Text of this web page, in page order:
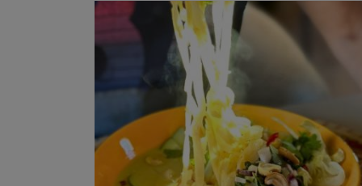
Temps de préparation : 40 min
Temps de cuisson : 25 min
Nombre de couverts : 4